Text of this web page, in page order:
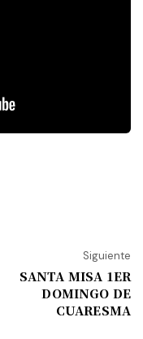
Siguiente
SANTA MISA 1ER
DOMINGO DE
CUARESMA